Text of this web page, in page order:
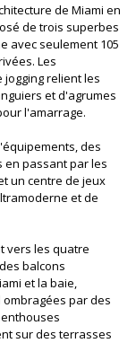
de Miami en
de trois superbes
avec seulement 105
Les
relient les
et d'agrumes
l'amarrage.
des
en passant par les
un centre de jeux
et de
vers les quatre
balcons
et la baie,
par des
sur des terrasses